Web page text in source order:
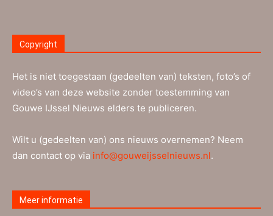
Copyright
Het is niet toegestaan (gedeelten van) teksten, foto’s of
video’s van deze website zonder toestemming van
Gouwe IJssel Nieuws elders te publiceren.
Wilt u (gedeelten van) ons nieuws overnemen? Neem
dan contact op via info@gouweijsselnieuws.nl.
Meer informatie